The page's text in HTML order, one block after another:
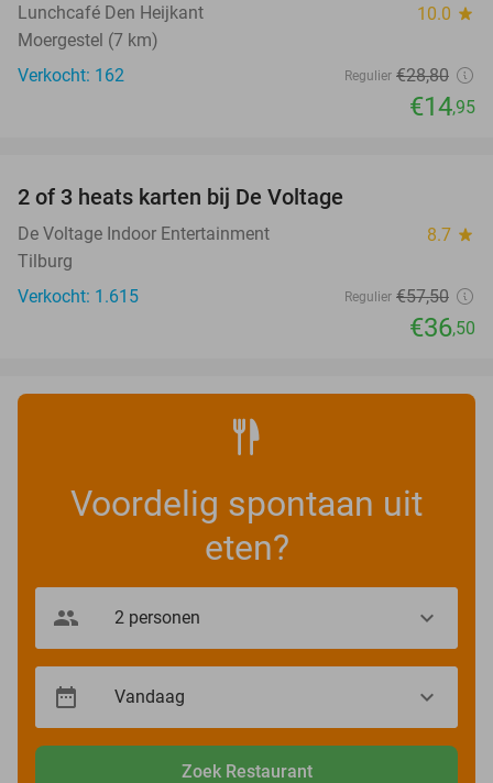
Lunchcafé Den Heijkant 10.0 star
Moergestel (7 km)
Verkocht: 162
Regulier €28,80
€14,95
2 of 3 heats karten bij De Voltage
De Voltage Indoor Entertainment 8.7 star
Tilburg
Verkocht: 1.615
Regulier €57,50
€36,50
Voordelig spontaan uit
eten?
Zoek Restaurant